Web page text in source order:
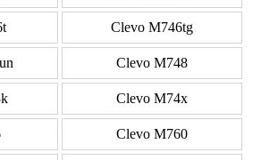
Clevo M746tg
Clevo M748
Clevo M74x
Clevo M760